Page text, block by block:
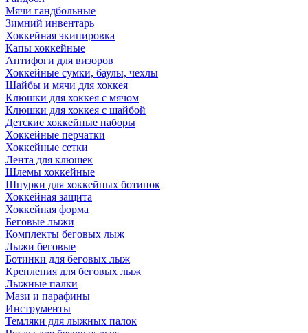
Мячи гандбольные
Зимний инвентарь
Хоккейная экипировка
Капы хоккейные
Антифоги для визоров
Хоккейные сумки, баулы, чехлы
Шайбы и мячи для хоккея
Клюшки для хоккея с мячом
Клюшки для хоккея с шайбой
Детские хоккейные наборы
Хоккейные перчатки
Хоккейные сетки
Лента для клюшек
Шлемы хоккейные
Шнурки для хоккейных ботинок
Хоккейная защита
Хоккейная форма
Беговые лыжи
Комплекты беговых лыж
Лыжи беговые
Ботинки для беговых лыж
Крепления для беговых лыж
Лыжные палки
Мази и парафины
Инструменты
Темляки для лыжных палок